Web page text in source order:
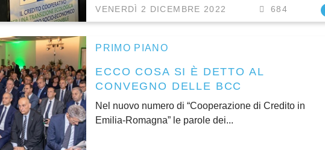
VENERDÌ 2 DICEMBRE 2022 684
PRIMO PIANO
ECCO COSA SI È DETTO AL
CONVEGNO DELLE BCC
Nel nuovo numero di “Cooperazione di Credito in
Emilia-Romagna” le parole dei...